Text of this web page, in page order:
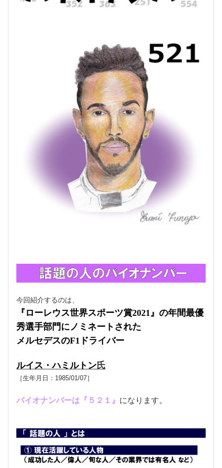
今回紹介するのは、
『ローレウス世界スポーツ賞2021』の年間最優
秀選手部門にノミネートされた
メルセデスのF1ドライバー
ルイス・ハミルトン氏
［生年月日： 1985/01/07］
バイオナンバーは『５２１』 になります。